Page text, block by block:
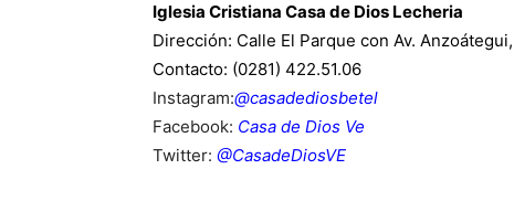
Iglesia Cristiana Casa de Dios Lecheria
Dirección: Calle El Parque con Av.
Contacto: (0281) 422.51.06
Instagram:@casadediosbetel
Facebook: Casa de Dios Ve
Twitter: @CasadeDiosVE